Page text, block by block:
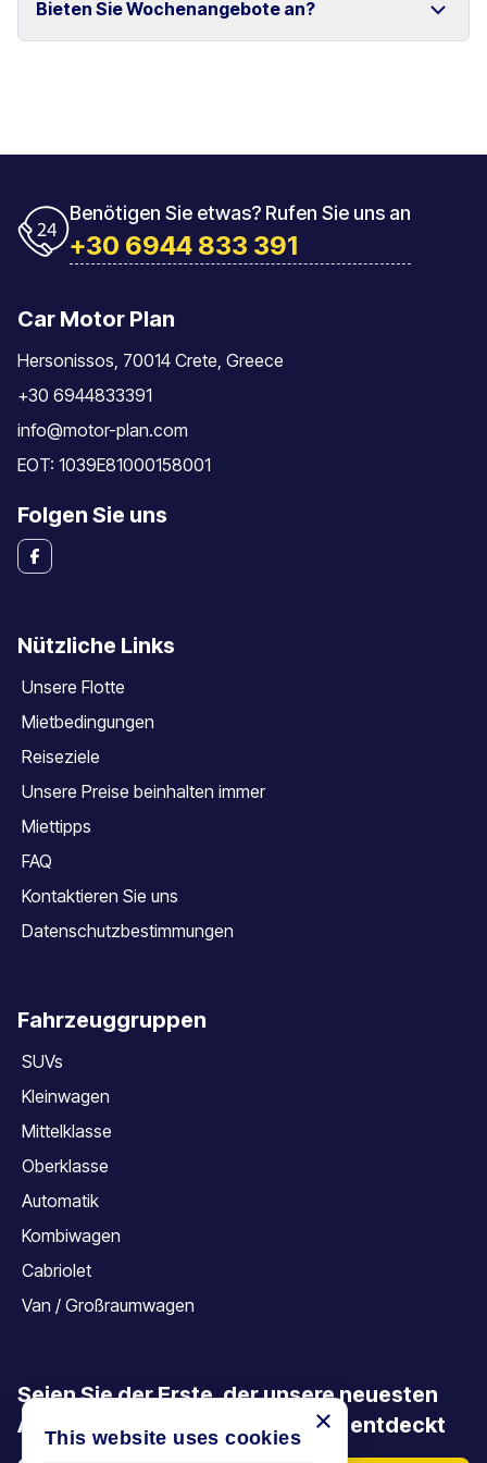
und Rethymno.
Das Fahrzeug muss mit der gleichen Tankfüllung
Bieten Sie Wochenangebote an?
Benötigen Sie etwas? Rufen Sie uns an
+30 6944 833 391
Car Motor Plan
Hersonissos, 70014 Crete, Greece
+30 6944833391
info@motor-plan.com
EOT: 1039E81000158001
Folgen Sie uns
Nützliche Links
Unsere Flotte
Mietbedingungen
Reiseziele
Unsere Preise beinhalten immer
Miettipps
FAQ
Kontaktieren Sie uns
Datenschutzbestimmungen
Fahrzeuggruppen
SUVs
Kleinwagen
Mittelklasse
Oberklasse
Automatik
Kombiwagen
Cabriolet
Van / Großraumwagen
Seien Sie der Erste, der unsere neuesten
Angebote, Aktionen und Artikel entdeckt
×
This website uses cookies